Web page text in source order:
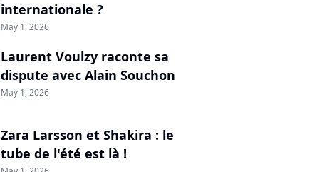
internationale ?
May 1, 2026
Laurent Voulzy raconte sa
dispute avec Alain Souchon
May 1, 2026
Zara Larsson et Shakira : le
tube de l'été est là !